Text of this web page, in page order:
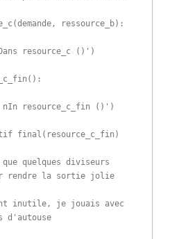
(demande, ressource_b) :
resource_c ()' )
( ) :
resource_c_fin ()' )
final ( resource_c_fin )
quelques diviseurs
rendre la sortie jolie
inutile, je jouais avec
d'autouse